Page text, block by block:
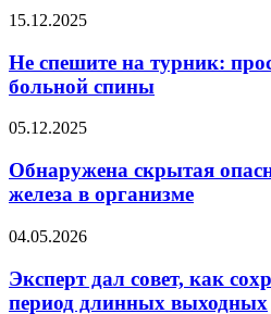
на
во
взрослом
Не
на
турник:
простое
для
спины
15.12.2025
Не спешите на турник:
больной спины
Обнаружена
опасность
дефицита
железа
организме
05.12.2025
Обнаружена скрытая
железа в организме
Эксперт
совет,
как
04.05.2026
Эксперт дал совет, как
период длинных выходных